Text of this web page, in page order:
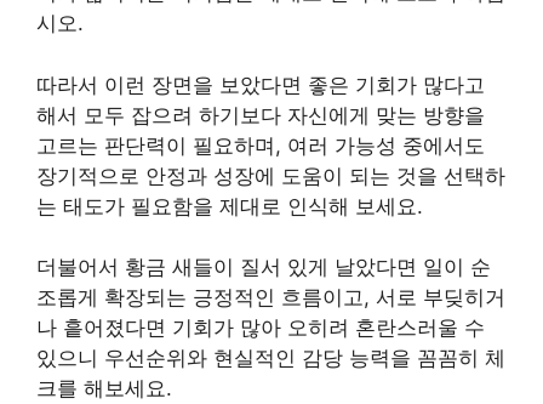
시오.
따라서 이런 장면을 보았다면 좋은 기회가 많다고
해서 모두 잡으려 하기보다 자신에게 맞는 방향을
고르는 판단력이 필요하며, 여러 가능성 중에서도
장기적으로 안정과 성장에 도움이 되는 것을 선택하
는 태도가 필요함을 제대로 인식해 보세요.
더불어서 황금 새들이 질서 있게 날았다면 일이 순
조롭게 확장되는 긍정적인 흐름이고, 서로 부딪히거
나 흩어졌다면 기회가 많아 오히려 혼란스러울 수
있으니 우선순위와 현실적인 감당 능력을 꼼꼼히 체
크를 해보세요.